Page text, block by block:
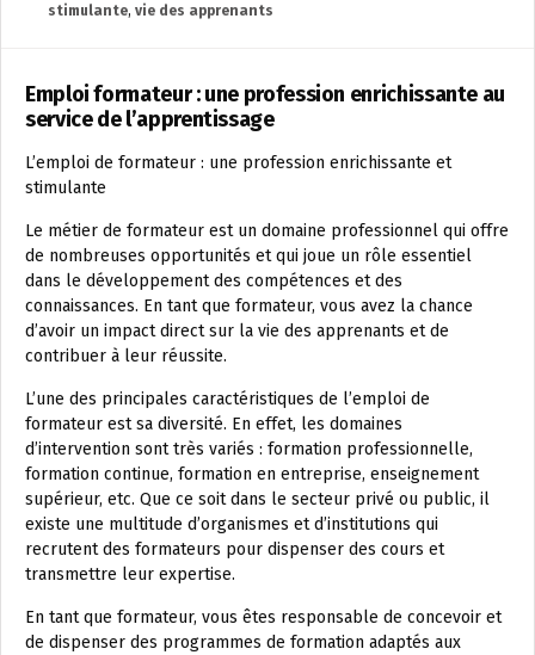
stimulante, vie des apprenants
Emploi formateur : une profession enrichissante au
service de l’apprentissage
L’emploi de formateur : une profession enrichissante et
stimulante
Le métier de formateur est un domaine professionnel qui offre
de nombreuses opportunités et qui joue un rôle essentiel
dans le développement des compétences et des
connaissances. En tant que formateur, vous avez la chance
d’avoir un impact direct sur la vie des apprenants et de
contribuer à leur réussite.
L’une des principales caractéristiques de l’emploi de
formateur est sa diversité. En effet, les domaines
d’intervention sont très variés : formation professionnelle,
formation continue, formation en entreprise, enseignement
supérieur, etc. Que ce soit dans le secteur privé ou public, il
existe une multitude d’organismes et d’institutions qui
recrutent des formateurs pour dispenser des cours et
transmettre leur expertise.
En tant que formateur, vous êtes responsable de concevoir et
de dispenser des programmes de formation adaptés aux